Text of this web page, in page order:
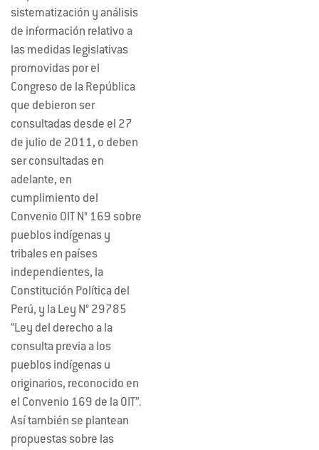
sistematización y análisis
de información relativo a
las medidas legislativas
promovidas por el
Congreso de la República
que debieron ser
consultadas desde el 27
de julio de 2011, o deben
ser consultadas en
adelante, en
cumplimiento del
Convenio OIT N° 169 sobre
pueblos indígenas y
tribales en países
independientes, la
Constitución Política del
Perú, y la Ley N° 29785
“Ley del derecho a la
consulta previa a los
pueblos indígenas u
originarios, reconocido en
el Convenio 169 de la OIT”.
Así también se plantean
propuestas sobre las